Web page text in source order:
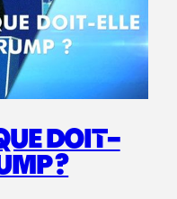
DOIT-
?